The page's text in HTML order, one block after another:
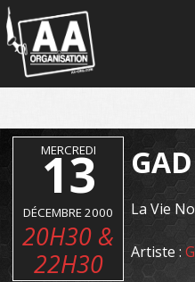
Panneau de gestion des cookies
MERCREDI
13
DÉCEMBRE 2000
20H30 &
22H30
La Vie
Artiste :